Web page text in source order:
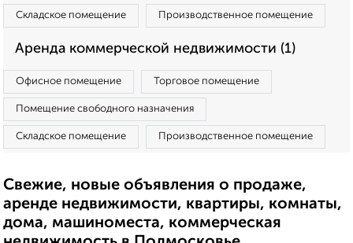
Складское помещение Производственное помещение
Аренда коммерческой недвижимости (1)
Офисное помещение Торговое помещение
Помещение свободного назначения
Складское помещение Производственное помещение
Свежие, новые объявления о продаже,
аренде недвижимости, квартиры, комнаты,
дома, машиноместа, коммерческая